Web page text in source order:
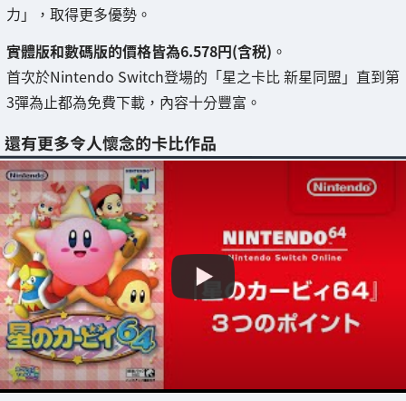
力」，取得更多優勢。
實體版和數碼版的價格皆為6.578円(含税) 。
首次於Nintendo Switch登場的「星之卡比 新星同盟」直到第
3彈為止都為免費下載，內容十分豐富。
還有更多令人懷念的卡比作品